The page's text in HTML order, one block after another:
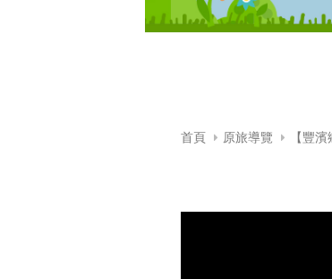
首頁 原旅導覽 【豐